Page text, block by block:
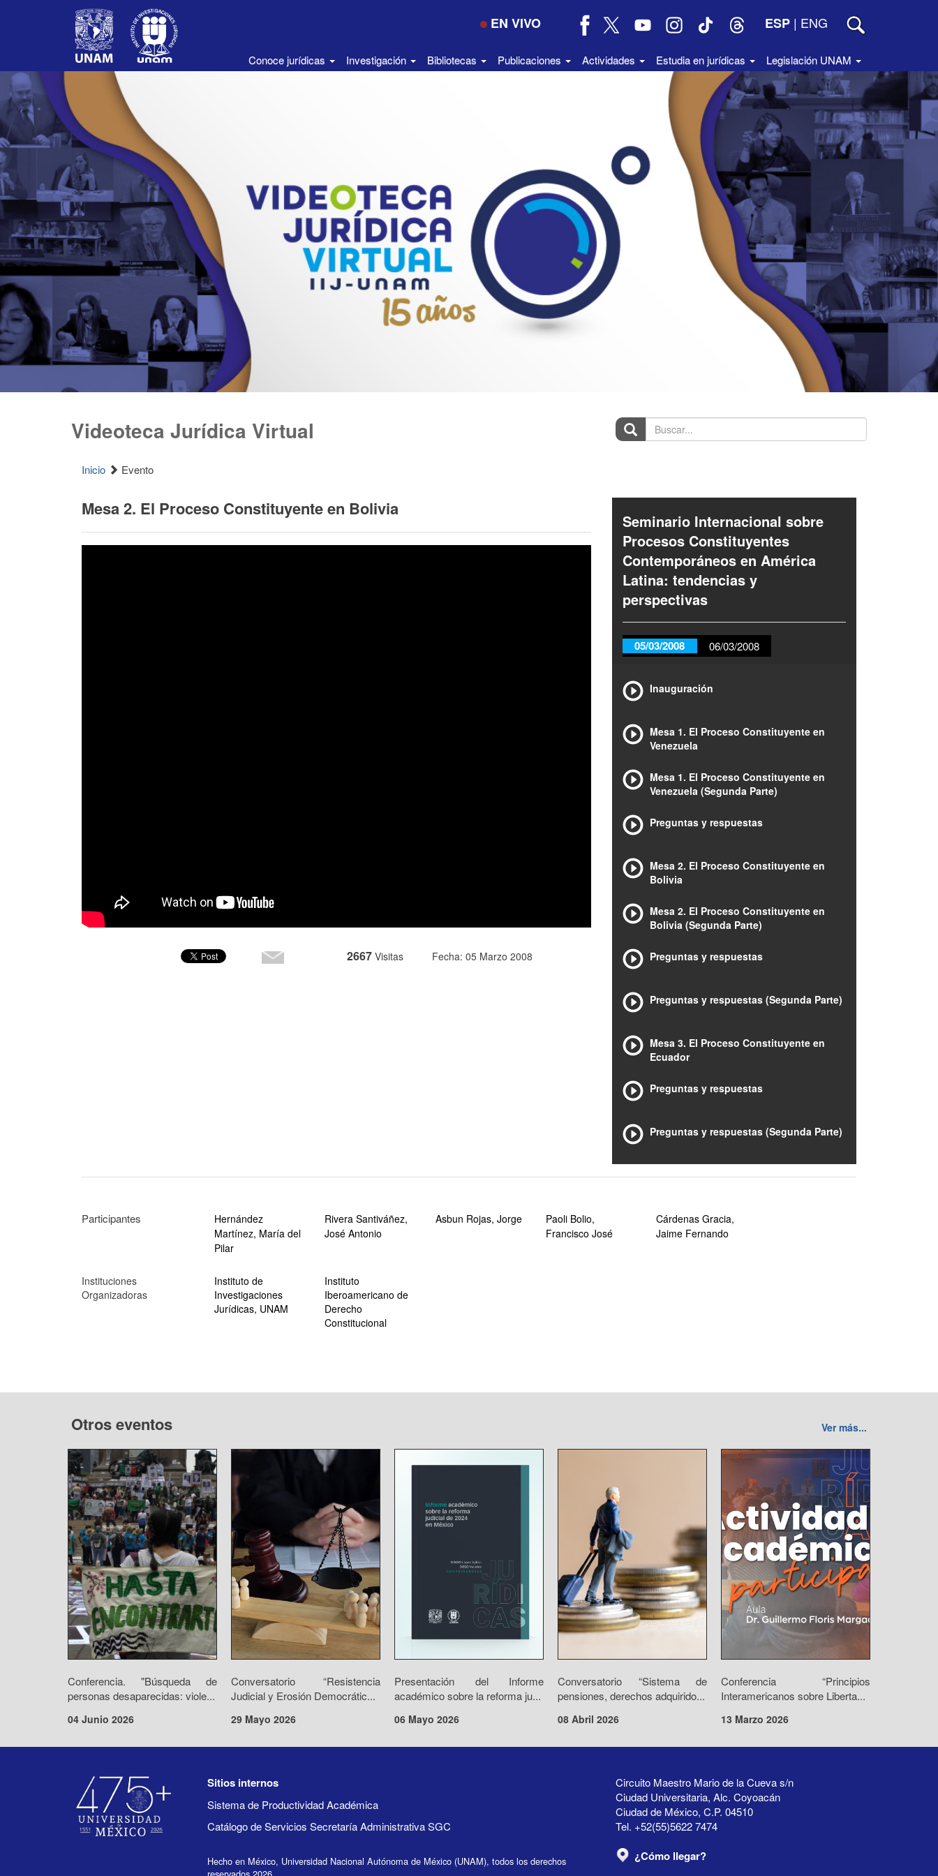
EN VIVO ESP | ENG
Conoce jurídicas Investigación Bibliotecas Publicaciones Actividades Estudia en jurídicas Legislación UNAM
Videoteca Jurídica Virtual Buscar...
Inicio Evento
Mesa 2. El Proceso Constituyente en Bolivia
2667 Visitas Fecha: 05 Marzo 2008
Seminario Internacional sobre
Procesos Constituyentes
Contemporáneos en América
Latina: tendencias y
perspectivas
05/03/2008 06/03/2008
Inauguración
Mesa 1. El Proceso Constituyente en
Venezuela
Mesa 1. El Proceso Constituyente en
Venezuela (Segunda Parte)
Preguntas y respuestas
Mesa 2. El Proceso Constituyente en
Bolivia
Mesa 2. El Proceso Constituyente en
Bolivia (Segunda Parte)
Preguntas y respuestas
Preguntas y respuestas (Segunda Parte)
Mesa 3. El Proceso Constituyente en
Ecuador
Preguntas y respuestas
Preguntas y respuestas (Segunda Parte)
Participantes
Hernández
Martínez, María del
Pilar
Rivera Santiváñez,
José Antonio
Asbun Rojas, Jorge
Paoli Bolio,
Francisco José
Cárdenas Gracia,
Jaime Fernando
Instituciones
Organizadoras
Instituto de
Investigaciones
Jurídicas, UNAM
Instituto
Iberoamericano de
Derecho
Constitucional
Otros eventos Ver más...
Conferencia. "Búsqueda de
personas desaparecidas: viole...
04 Junio 2026
Conversatorio “Resistencia
Judicial y Erosión Democrátic...
29 Mayo 2026
Presentación del Informe
académico sobre la reforma ju...
06 Mayo 2026
Conversatorio “Sistema de
pensiones, derechos adquirido...
08 Abril 2026
Conferencia “Principios
Interamericanos sobre Liberta...
13 Marzo 2026
Circuito Maestro Mario de la Cueva s/n
Ciudad Universitaria, Alc. Coyoacán
Ciudad de México, C.P. 04510
Tel. +52(55)5622 7474
¿Cómo llegar?
Sitios internos
Sistema de Productividad Académica
Catálogo de Servicios Secretaría Administrativa SGC
Hecho en México, Universidad Nacional Autónoma de México (UNAM), todos los derechos